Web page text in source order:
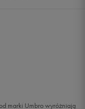
marki Umbro wyróżniają